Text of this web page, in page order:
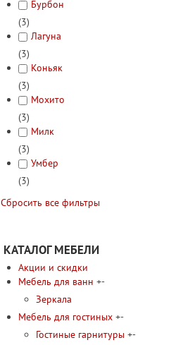
Бурбон
(3)
Лагуна
(3)
Коньяк
(3)
Мохито
(3)
Милк
(3)
Умбер
(3)
Сбросить все фильтры
КАТАЛОГ МЕБЕЛИ
Акции и скидки
Мебель для ванн +-
Зеркала
Мебель для гостиных +-
Гостиные гарнитуры +-